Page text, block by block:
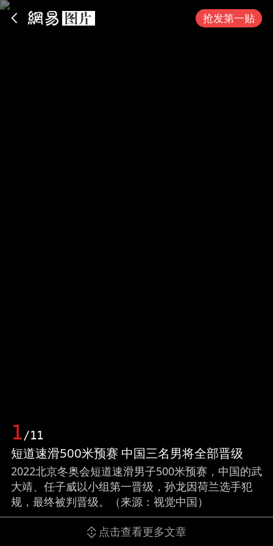
抢发第一贴
1/11
短道速滑500米预赛 中国三名男将全部晋级
2022北京冬奥会短道速滑男子500米预赛，中国的武
大靖、任子威以小组第一晋级，孙龙因荷兰选手犯
规，最终被判晋级。（来源：视觉中国）
点击查看更多文章
App内打开